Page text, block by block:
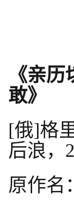
《亲
敢》
[俄]格
后浪，
原作名